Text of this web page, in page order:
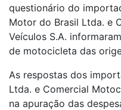
questionário do
Motor do Brasil Ltda. e
Veículos S.A.
de motocicleta das
As respostas dos
Ltda. e Comercial
na apuração das